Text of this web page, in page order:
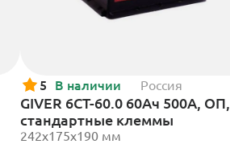
5 В наличии Россия
GIVER 6СТ-60.0 60Ач 500А, ОП,
стандартные клеммы
242х175х190 мм